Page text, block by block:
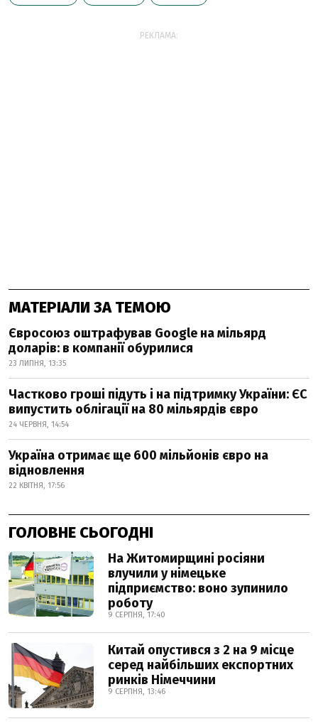
РЕКЛАМА:
МАТЕРІАЛИ ЗА ТЕМОЮ
Євросоюз оштрафував Google на мільярд
доларів: в компанії обурилися
23 ЛИПНЯ, 13:35
Частково гроші підуть і на підтримку України: ЄС
випустить облігації на 80 мільярдів євро
24 ЧЕРВНЯ, 14:54
Україна отримає ще 600 мільйонів євро на
відновлення
22 КВІТНЯ, 17:56
ГОЛОВНЕ СЬОГОДНІ
На Житомирщині росіяни
влучили у німецьке
підприємство: воно зупинило
роботу
9 СЕРПНЯ, 17:40
Китай опустився з 2 на 9 місце
серед найбільших експортних
ринків Німеччини
9 СЕРПНЯ, 13:46